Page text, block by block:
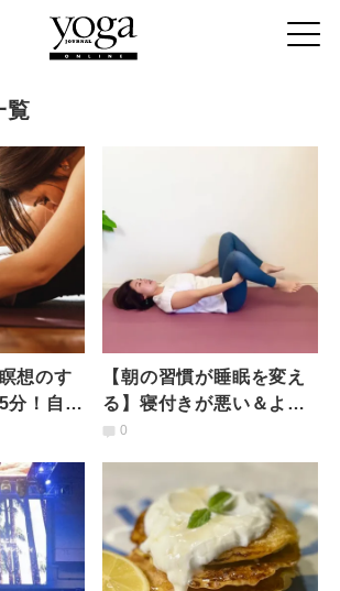
覧
想のす
分！自分
陰ヨ
【朝の習慣が睡眠を変え
る】寝付きが悪い＆よく
眠れない人こそ取り入れ
0